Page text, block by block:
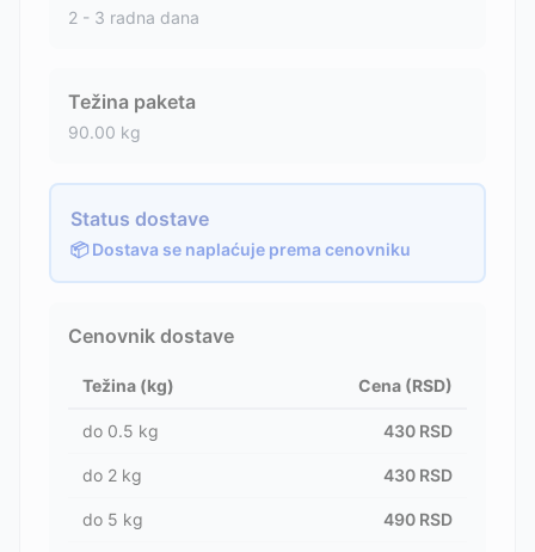
2 - 3 radna dana
Težina paketa
90.00 kg
Status dostave
📦 Dostava se naplaćuje prema cenovniku
Cenovnik dostave
Težina (kg) Cena (RSD)
do 0.5 kg 430 RSD
do 2 kg 430 RSD
do 5 kg 490 RSD